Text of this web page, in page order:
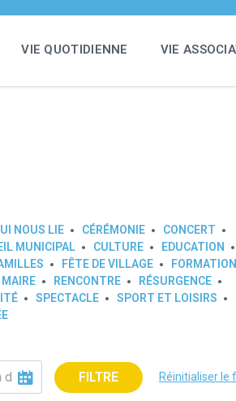
VIE QUOTIDIENNE VIE
NOUS LIE CÉRÉMONIE
CONCERT
MUNICIPAL CULTURE EDUCATION
FÊTE DE VILLAGE FORMATION
MAIRE RENCONTRE
RÉSURGENCE
SPECTACLE
SPORT ET LOISIRS
FILTRE Réinitialiser le